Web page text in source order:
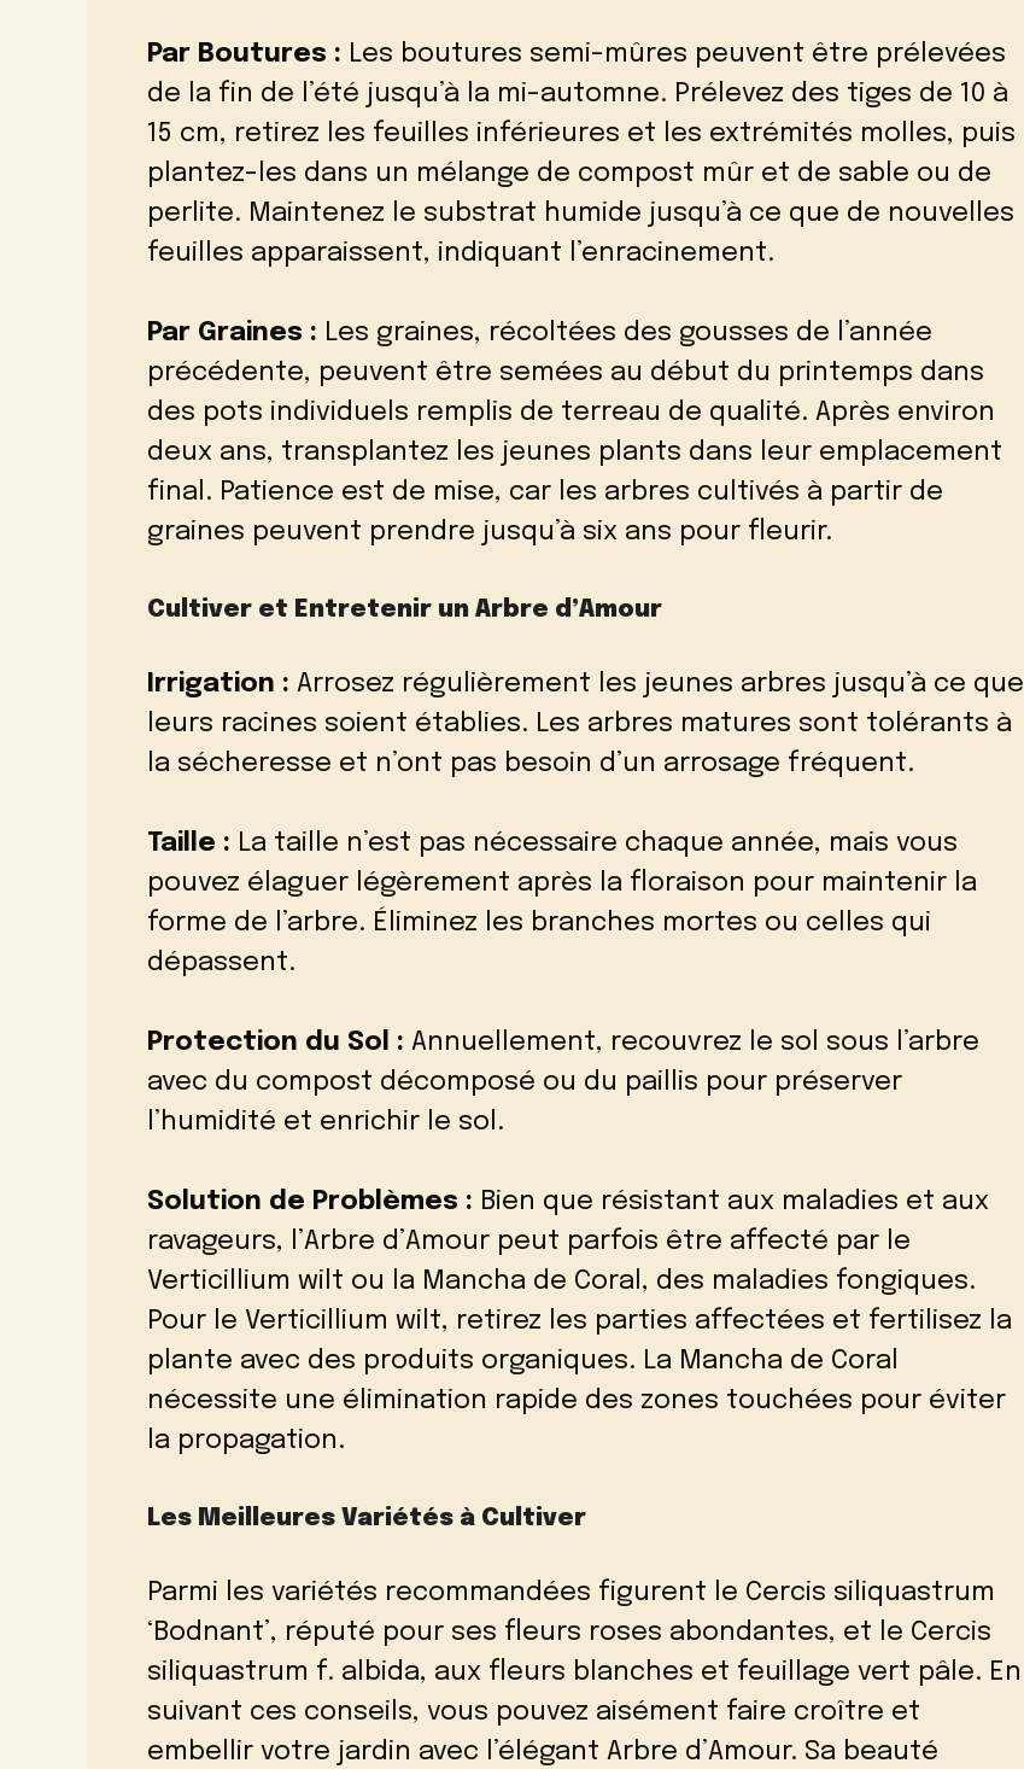
Par Boutures : Les boutures semi-mûres peuvent être prélevées
de la fin de l’été jusqu’à la mi-automne. Prélevez des tiges de 10 à
15 cm, retirez les feuilles inférieures et les extrémités molles, puis
plantez-les dans un mélange de compost mûr et de sable ou de
perlite. Maintenez le substrat humide jusqu’à ce que de nouvelles
feuilles apparaissent, indiquant l’enracinement.
Par Graines : Les graines, récoltées des gousses de l’année
précédente, peuvent être semées au début du printemps dans
des pots individuels remplis de terreau de qualité. Après environ
deux ans, transplantez les jeunes plants dans leur emplacement
final. Patience est de mise, car les arbres cultivés à partir de
graines peuvent prendre jusqu’à six ans pour fleurir.
Cultiver et Entretenir un Arbre d’Amour
Irrigation : Arrosez régulièrement les jeunes arbres jusqu’à ce que
leurs racines soient établies. Les arbres matures sont tolérants à
la sécheresse et n’ont pas besoin d’un arrosage fréquent.
Taille : La taille n’est pas nécessaire chaque année, mais vous
pouvez élaguer légèrement après la floraison pour maintenir la
forme de l’arbre. Éliminez les branches mortes ou celles qui
dépassent.
Protection du Sol : Annuellement, recouvrez le sol sous l’arbre
avec du compost décomposé ou du paillis pour préserver
l’humidité et enrichir le sol.
Solution de Problèmes : Bien que résistant aux maladies et aux
ravageurs, l’Arbre d’Amour peut parfois être affecté par le
Verticillium wilt ou la Mancha de Coral, des maladies fongiques.
Pour le Verticillium wilt, retirez les parties affectées et fertilisez la
plante avec des produits organiques. La Mancha de Coral
nécessite une élimination rapide des zones touchées pour éviter
la propagation.
Les Meilleures Variétés à Cultiver
Parmi les variétés recommandées figurent le Cercis siliquastrum
‘Bodnant’, réputé pour ses fleurs roses abondantes, et le Cercis
siliquastrum f. albida, aux fleurs blanches et feuillage vert pâle. En
suivant ces conseils, vous pouvez aisément faire croître et
embellir votre jardin avec l’élégant Arbre d’Amour. Sa beauté